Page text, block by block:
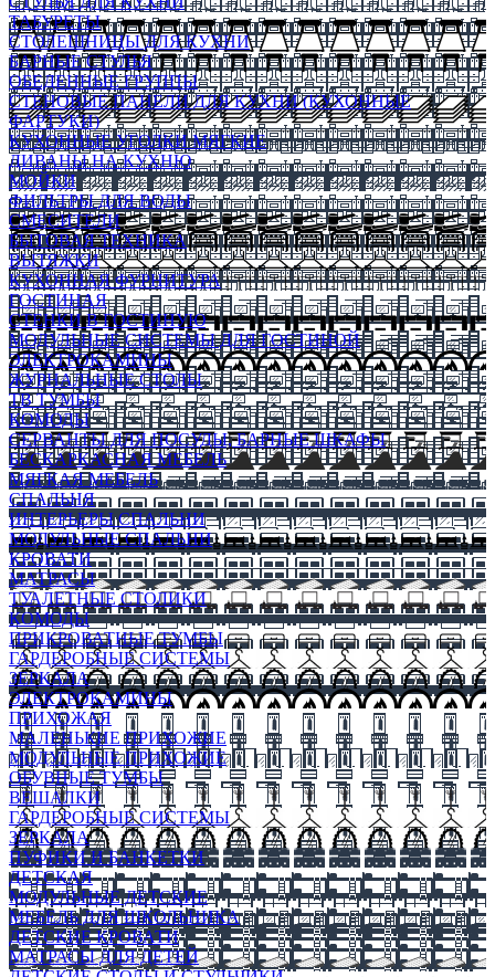
ТАБУРЕТЫ
СТОЛЕШНИЦЫ ДЛЯ КУХНИ
БАРНЫЕ СТУЛЬЯ
ОБЕДЕННЫЕ ГРУППЫ
СТЕНОВЫЕ ПАНЕЛИ ДЛЯ КУХНИ (КУХОННЫЕ
ФАРТУКИ)
КУХОННЫЕ УГОЛКИ МЯГКИЕ
ДИВАНЫ НА КУХНЮ
МОЙКИ
ФИЛЬТРЫ ДЛЯ ВОДЫ
СМЕСИТЕЛИ
БЫТОВАЯ ТЕХНИКА
ВЫТЯЖКИ
КУХОННАЯ ФУРНИТУРА
ГОСТИНАЯ
СТЕНКИ В ГОСТИНУЮ
МОДУЛЬНЫЕ СИСТЕМЫ ДЛЯ ГОСТИНОЙ
ЭЛЕКТРОКАМИНЫ
ЖУРНАЛЬНЫЕ СТОЛЫ
ТВ ТУМБЫ
КОМОДЫ
СЕРВАНТЫ ДЛЯ ПОСУДЫ, БАРНЫЕ ШКАФЫ
БЕСКАРКАСНАЯ МЕБЕЛЬ
МЯГКАЯ МЕБЕЛЬ
СПАЛЬНЯ
ИНТЕРЬЕРЫ СПАЛЬНИ
МОДУЛЬНЫЕ СПАЛЬНИ
КРОВАТИ
МАТРАСЫ
ТУАЛЕТНЫЕ СТОЛИКИ
КОМОДЫ
ПРИКРОВАТНЫЕ ТУМБЫ
ГАРДЕРОБНЫЕ СИСТЕМЫ
ЗЕРКАЛА
ЭЛЕКТРОКАМИНЫ
ПРИХОЖАЯ
МАЛЕНЬКИЕ ПРИХОЖИЕ
МОДУЛЬНЫЕ ПРИХОЖИЕ
ОБУВНЫЕ ТУМБЫ
ВЕШАЛКИ
ГАРДЕРОБНЫЕ СИСТЕМЫ
ЗЕРКАЛА
ПУФИКИ И БАНКЕТКИ
ДЕТСКАЯ
МОДУЛЬНЫЕ ДЕТСКИЕ
МЕБЕЛЬ ДЛЯ ШКОЛЬНИКА
ДЕТСКИЕ КРОВАТИ
МАТРАСЫ ДЛЯ ДЕТЕЙ